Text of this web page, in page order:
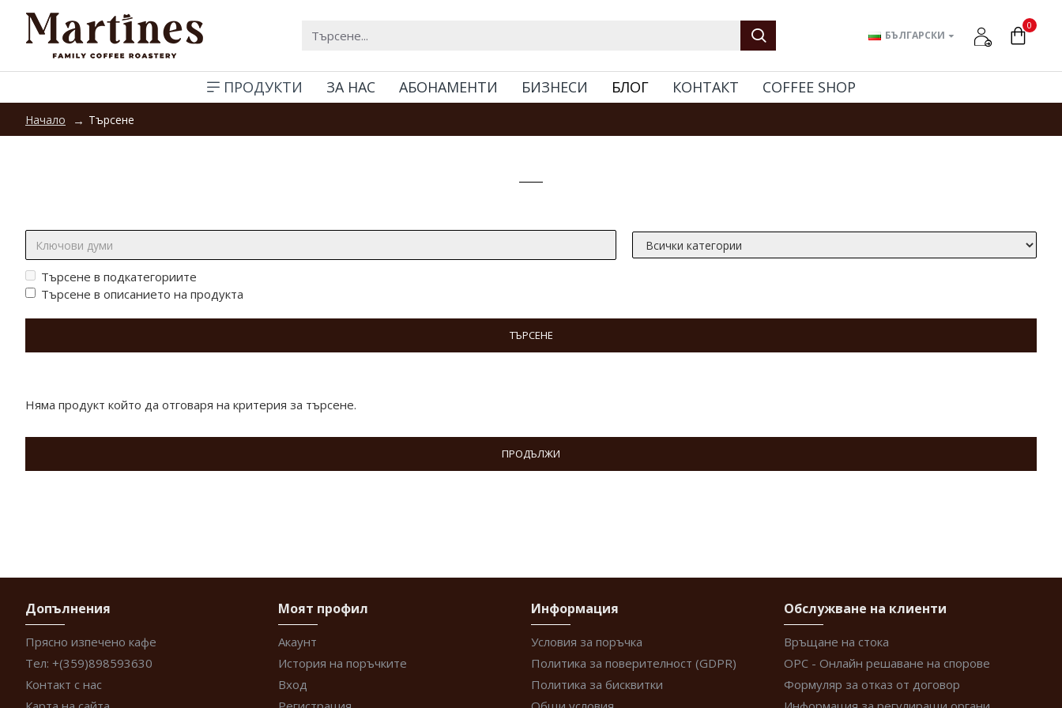
БЪЛГАРСКИ
0
ПРОДУКТИ ЗА НАС АБОНАМЕНТИ БИЗНЕСИ БЛОГ КОНТАКТ COFFEE SHOP
Начало Търсене
Търсене в подкатегориите
Търсене в описанието на продукта
ТЪРСЕНЕ
Няма продукт който да отговаря на критерия за търсене.
ПРОДЪЛЖИ
Допълнения
Прясно изпечено кафе
Тел: +(359)898593630
Контакт с нас
Моят профил
Акаунт
История на поръчките
Вход
Информация
Условия за поръчка
Политика за поверителност (GDPR)
Политика за бисквитки
Обслужване на клиенти
Връщане на стока
ОРС - Онлайн решаване на спорове
Формуляр за отказ от договор